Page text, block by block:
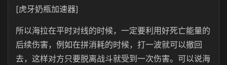
[虎牙奶瓶加速器]
所以海拉在平时对线的时候，一定要利用好死亡能量的
后续伤害，例如在拼消耗的时候，打一波就可以撤回
去，这样对方只要脱离战斗就受到一次伤害。可以说海